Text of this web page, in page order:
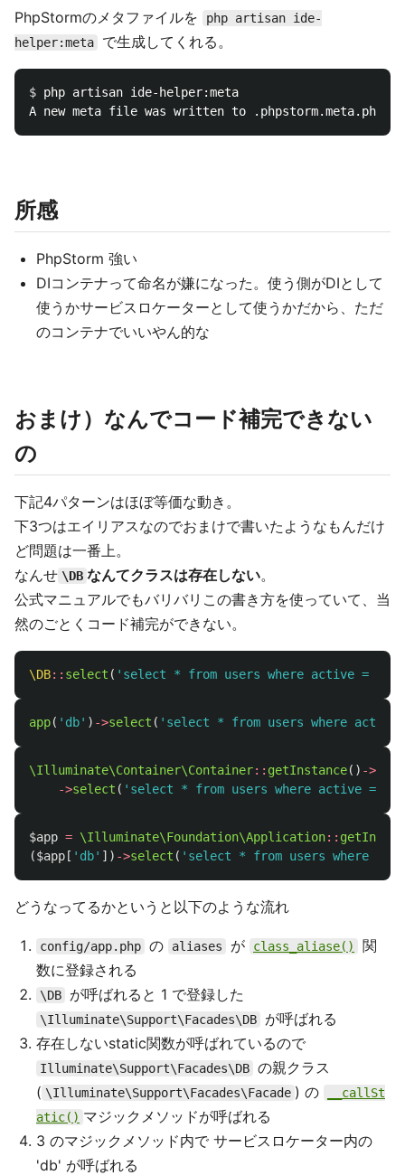
PhpStormのメタファイルを
php artisan ide-
helper:meta
で生成してくれる。
$ php artisan ide-helper:meta
所感
PhpStorm 強い
DIコンテナって命名が嫌になった。使う側がDIとして
使うかサービスロケーターとして使うかだから、ただ
のコンテナでいいやん的な
おまけ）なんでコード補完できない
の
下記4パターンはほぼ等価な動き。
下3つはエイリアスなのでおまけで書いたようなもんだけ
ど問題は一番上。
なんせ \DB なんてクラスは存在しない。
公式マニュアルでもバリバリこの書き方を使っていて、当
然のごとくコード補完ができない。
\DB:: select ( 'select * from users where active = ?'
app( 'db' ) ->select ( 'select * from users where
\Illuminate\Container\Container:: getInstance() ->
->select ( 'select * from users where active = ?'
$app = \Illuminate\Foundation\Application::
($app [ 'db' ]) ->select ( 'select * from users where
どうなってるかというと以下のような流れ
config/app.php の aliases が class_aliase()
関
数に登録される
\DB が呼ばれると 1 で登録した
\Illuminate\Support\Facades\DB
が呼ばれる
存在しないstatic関数が呼ばれているので
Illuminate\Support\Facades\DB の親クラス
( \Illuminate\Support\Facades\Facade ) の
__callSt
atic() マジックメソッドが呼ばれる
3 のマジックメソッド内で サービスロケーター内の
'db' が呼ばれる